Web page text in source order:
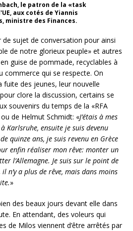
le patron de la «task
aux cotés de Yiannis
ministre des Finances.
sujet de conversation pour ainsi
de notre glorieux peuple» et autres
guise de pommade, recyclables à
commerce qui se respecte. On
des jeunes, leur nouvelle
clore la discussion, certains se
souvenirs du temps de la «RFA
de Helmut Schmidt: «J’étais à mes
Karlsruhe, ensuite je suis devenu
quinze ans, je suis revenu en Grèce
enfin réaliser mon rêve: monter un
l’Allemagne. Je suis sur le point de
n’y a plus de rêve, mais dans moins
»
des beaux jours devant elle dans
En attendant, des voleurs qui
de Milos viennent d’être arrêtés par